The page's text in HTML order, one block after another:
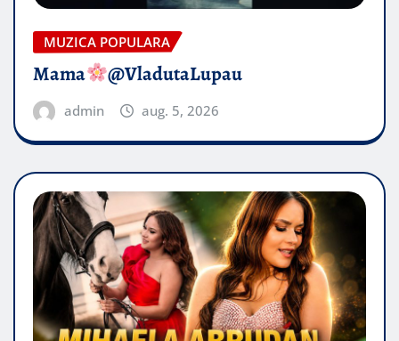
MUZICA POPULARA
Mama @VladutaLupau
admin aug. 5, 2026